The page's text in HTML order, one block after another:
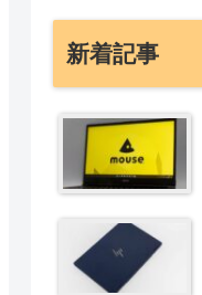
新着記事